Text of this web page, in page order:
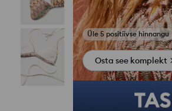
Osta see komplekt